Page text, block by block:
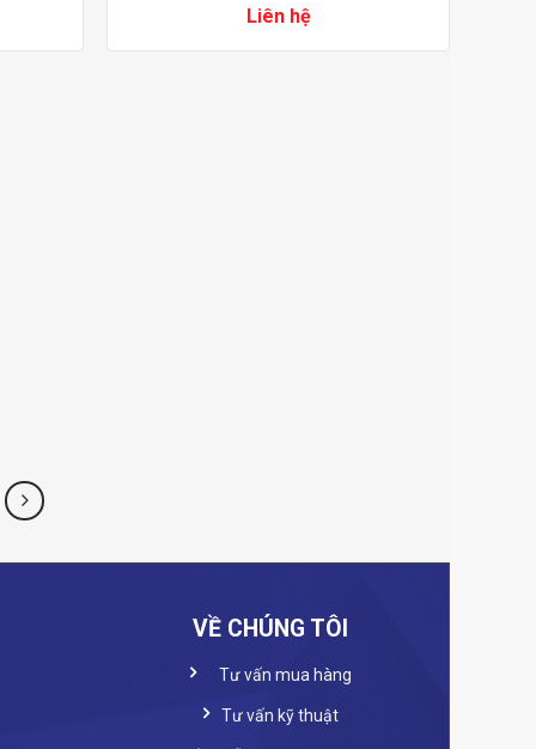
Liên hệ
VỀ CHÚNG TÔI
Tư vấn mua hàng
Tư vấn kỹ thuật